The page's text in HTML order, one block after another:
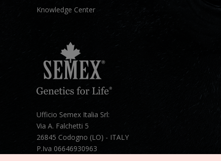
Knowledge Center
Ufficio Semex Italia Srl:
Via A. Falchetti 5
26845 Codogno (LO) - ITALY
P.Iva 06646930963